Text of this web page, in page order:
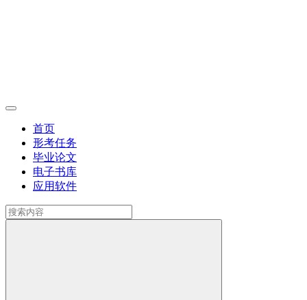
首页
形考任务
毕业论文
电子书库
应用软件